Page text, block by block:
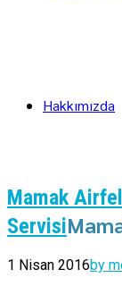
Hakkımızda
Mamak
Servisi
1 Nisan 2016by